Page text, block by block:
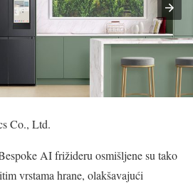
Co., Ltd.
AI frižideru osmišljene su tako
vrstama hrane, olakšavajući